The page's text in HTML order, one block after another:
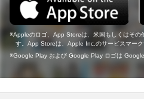
Appleのロゴ、App Storeは、米国もしくはそ
す。App Storeは、Apple Inc.のサービスマーク
Google Play および Google Play ロゴは Google